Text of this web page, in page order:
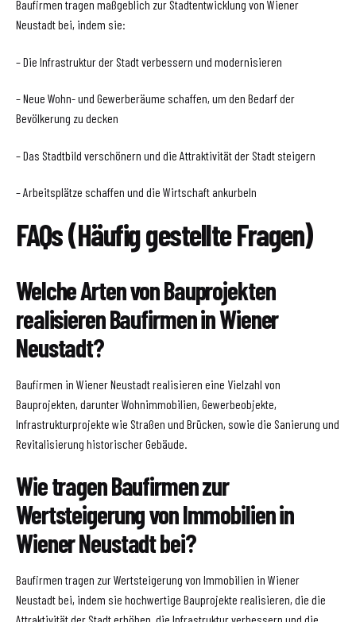
Baufirmen tragen maßgeblich zur Stadtentwicklung von Wiener
Neustadt bei, indem sie:
– Die Infrastruktur der Stadt verbessern und modernisieren
– Neue Wohn- und Gewerberäume schaffen, um den Bedarf der
Bevölkerung zu decken
– Das Stadtbild verschönern und die Attraktivität der Stadt steigern
– Arbeitsplätze schaffen und die Wirtschaft ankurbeln
FAQs (Häufig gestellte Fragen)
Welche Arten von Bauprojekten
realisieren Baufirmen in Wiener
Neustadt?
Baufirmen in Wiener Neustadt realisieren eine Vielzahl von
Bauprojekten, darunter Wohnimmobilien, Gewerbeobjekte,
Infrastrukturprojekte wie Straßen und Brücken, sowie die Sanierung und
Revitalisierung historischer Gebäude.
Wie tragen Baufirmen zur
Wertsteigerung von Immobilien in
Wiener Neustadt bei?
Baufirmen tragen zur Wertsteigerung von Immobilien in Wiener
Neustadt bei, indem sie hochwertige Bauprojekte realisieren, die die
Attraktivität der Stadt erhöhen, die Infrastruktur verbessern und die